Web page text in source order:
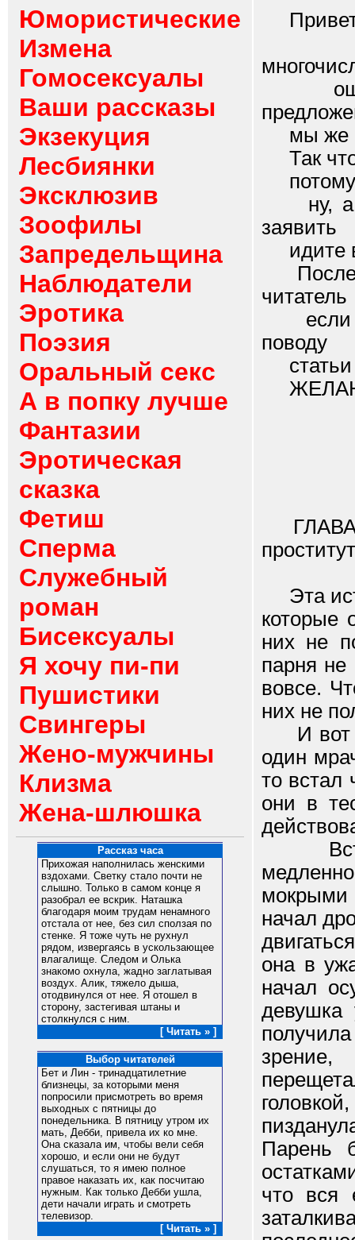
Юмористические
Измена
Гомосексуалы
Ваши рассказы
Экзекуция
Лесбиянки
Эксклюзив
Зоофилы
Запредельщина
Наблюдатели
Эротика
Поэзия
Оральный секс
А в попку лучше
Фантазии
Эротическая
сказка
Фетиш
Сперма
Служебный
роман
Бисексуалы
Я хочу пи-пи
Пушистики
Свингеры
Жено-мужчины
Клизма
Жена-шлюшка
Рассказ часа
Прихожая наполнилась женскими
вздохами. Светку стало почти не
слышно. Только в самом конце я
разобрал ее вскрик. Наташка
благодаря моим трудам ненамного
отстала от нее, без сил сползая по
стенке. Я тоже чуть не рухнул
рядом, извергаясь в ускользающее
влагалище. Следом и Олька
знакомо охнула, жадно заглатывая
воздух. Алик, тяжело дыша,
отодвинулся от нее. Я отошел в
сторону, застегивая штаны и
столкнулся с ним.
[ Читать » ]
Выбор читателей
Бет и Лин - тринадцатилетние
близнецы, за которыми меня
попросили присмотреть во время
выходных с пятницы до
понедельника. В пятницу утром их
мать, Дебби, привела их ко мне.
Она сказала им, чтобы вели себя
хорошо, и если они не будут
слушаться, то я имею полное
правое наказать их, как посчитаю
нужным. Как только Дебби ушла,
дети начали играть и смотреть
телевизор.
[ Читать » ]
Привет
мы же
Так что
потому
ну, а
заявить
идите
После
читатель
если
поводу
статьи
ЖЕЛАЮ
ГЛАВА
Эта
которые
них не
парня
вовсе.
них не
И вот
один
то встал
они в
Встав
мокрыми
начал
она в
начал
девушка
Парень
что вся